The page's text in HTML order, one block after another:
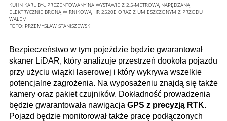
KUHN KARL BYŁ PREZENTOWANY NA WYSTAWIE Z 2,5-METROWĄ NAPĘDZANĄ
ELEKTRYCZNIE BRONĄ WIRNIKOWĄ HR 2520E ORAZ Z UMIESZCZONYM Z PRZODU
WAŁEM
FOTO: PRZEMYSŁAW STANISZEWSKI
Bezpieczeństwo w tym pojeździe będzie gwarantował
skaner LiDAR, który analizuje przestrzeń dookoła pojazdu
przy użyciu wiązki laserowej i który wykrywa wszelkie
potencjalne zagrożenia. Na wyposażeniu znajdą się także
kamery oraz pakiet czujników. Dokładność prowadzenia
będzie gwarantowała nawigacja GPS z precyzją RTK.
Pojazd będzie monitorował także pracę podłączonych